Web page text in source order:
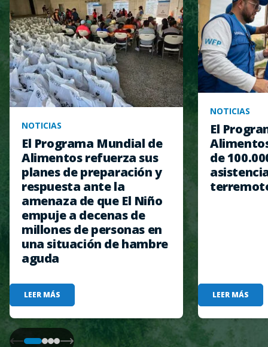
NOTICIAS
El Programa Mundial de
Alimentos refuerza sus
planes de preparación y
respuesta ante la
amenaza de que El Niño
empuje a decenas de
millones de personas en
una situación de hambre
aguda
LEER MÁS
NOTICIAS
El
de
LEER MÁS